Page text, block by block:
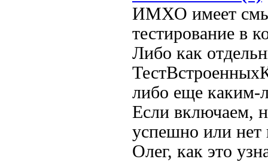
ИМХО имеет
тестирование в
Либо как
либо еще каким-
Если включаем,
успешно или нет
Олег, как это